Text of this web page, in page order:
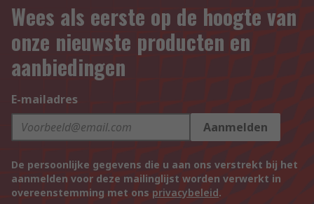
Wees als eerste op de hoogte van
onze nieuwste producten en
aanbiedingen
E-mailadres
Aanmelden
De persoonlijke gegevens die u aan ons verstrekt bij het
aanmelden voor deze mailinglijst worden verwerkt in
overeenstemming met ons privacybeleid.